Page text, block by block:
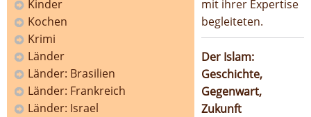
Kinder
Kochen
Krimi
Länder
Länder: Brasilien
Länder: Frankreich
Länder: Israel
mit ihrer Expertise
begleiteten.
Der Islam:
Geschichte,
Gegenwart,
Zukunft